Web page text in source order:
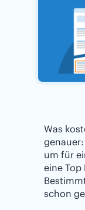
Was
um für
eine Top
schon